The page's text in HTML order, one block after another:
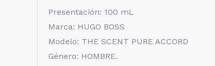
Presentación: 100 mL
Marca: HUGO BOSS
Modelo: THE SCENT PURE ACCORD
Género: HOMBRE.